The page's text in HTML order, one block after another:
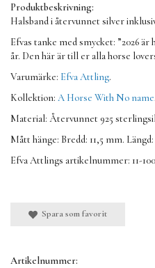
Produktbeskrivning:
Halsband i återvunnet silver
Efvas tanke med smycket: ”2026
år. Den här är till er alla horse
Varumärke: Efva Attling.
Kollektion: A Horse With No name
Material: Återvunnet 925
Mått hänge: Bredd: 11,5 mm.
Efva Attlings artikelnummer: 11-
Spara som favorit
Artikelnummer: